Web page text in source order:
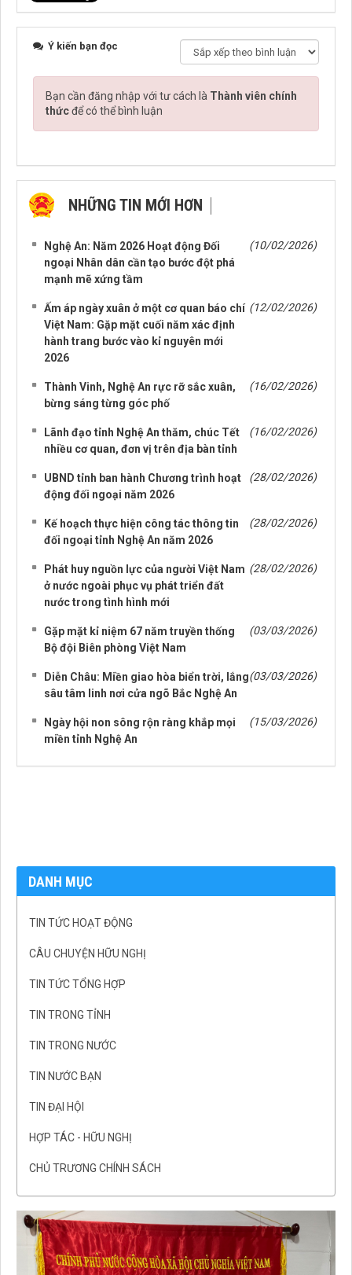
Ý kiến bạn đọc
Bạn cần đăng nhập với tư cách là Thành viên chính
thứcđể có thể bình luận
NHỮNG TIN MỚI HƠN
Nghệ An: Năm 2026 Hoạt động Đối
ngoại Nhân dân cần tạo bước đột phá
mạnh mẽ xứng tầm
(10/02/2026)
Ấm áp ngày xuân ở một cơ quan báo chí
Việt Nam: Gặp mặt cuối năm xác định
hành trang bước vào kỉ nguyên mới
2026
(12/02/2026)
Thành Vinh, Nghệ An rực rỡ sắc xuân,
bừng sáng từng góc phố
(16/02/2026)
Lãnh đạo tỉnh Nghệ An thăm, chúc Tết
nhiều cơ quan, đơn vị trên địa bàn tỉnh
(16/02/2026)
UBND tỉnh ban hành Chương trình hoạt
động đối ngoại năm 2026
(28/02/2026)
Kế hoạch thực hiện công tác thông tin
đối ngoại tỉnh Nghệ An năm 2026
(28/02/2026)
Phát huy nguồn lực của người Việt Nam
ở nước ngoài phục vụ phát triển đất
nước trong tình hình mới
(28/02/2026)
Gặp mặt kỉ niệm 67 năm truyền thống
Bộ đội Biên phòng Việt Nam
(03/03/2026)
Diễn Châu: Miền giao hòa biển trời, lắng
sâu tâm linh nơi cửa ngõ Bắc Nghệ An
(03/03/2026)
Ngày hội non sông rộn ràng khắp mọi
miền tỉnh Nghệ An
(15/03/2026)
DANH MỤC
TIN TỨC HOẠT ĐỘNG
CÂU CHUYỆN HỮU NGHỊ
TIN TỨC TỔNG HỢP
TIN TRONG TỈNH
TIN TRONG NƯỚC
TIN NƯỚC BẠN
TIN ĐẠI HỘI
HỢP TÁC - HỮU NGHỊ
CHỦ TRƯƠNG CHÍNH SÁCH